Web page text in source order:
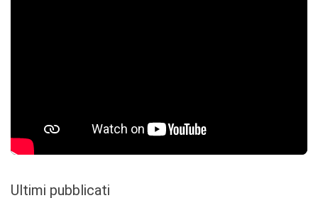
Ultimi pubblicati